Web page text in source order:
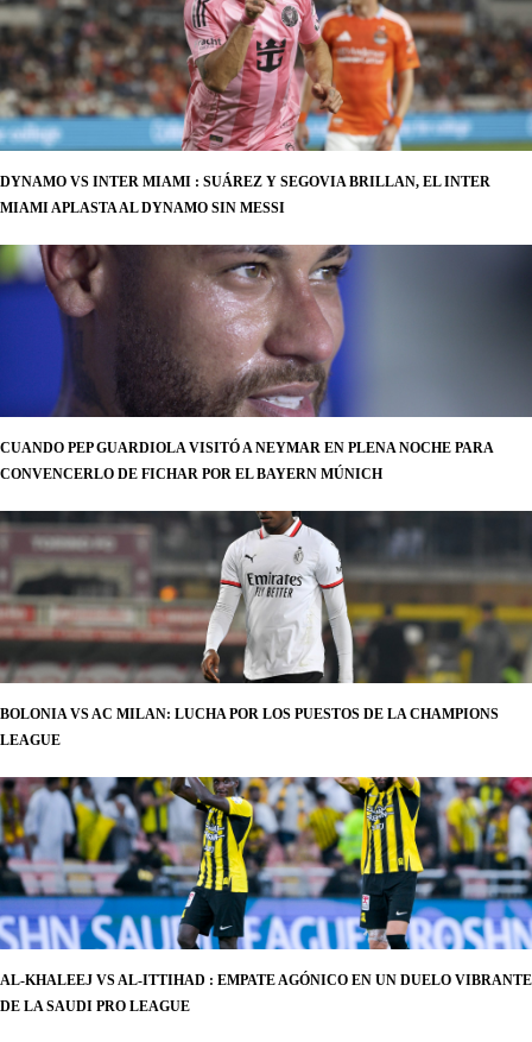
DYNAMO VS INTER MIAMI : SUÁREZ Y SEGOVIA BRILLAN, EL INTER
MIAMI APLASTA AL DYNAMO SIN MESSI
CUANDO PEP GUARDIOLA VISITÓ A NEYMAR EN PLENA NOCHE PARA
CONVENCERLO DE FICHAR POR EL BAYERN MÚNICH
BOLONIA VS AC MILAN: LUCHA POR LOS PUESTOS DE LA CHAMPIONS
LEAGUE
AL-KHALEEJ VS AL-ITTIHAD : EMPATE AGÓNICO EN UN DUELO VIBRANTE
DE LA SAUDI PRO LEAGUE